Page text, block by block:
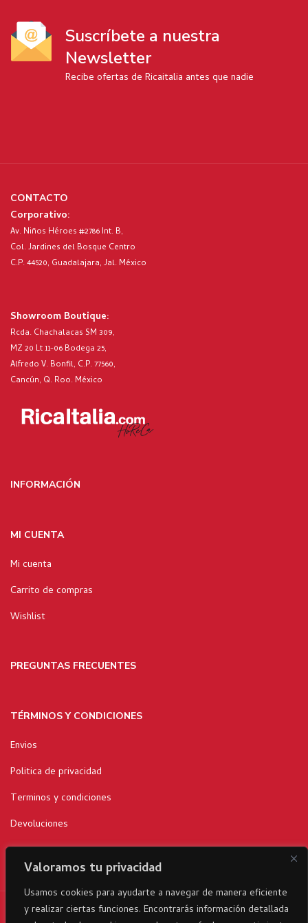
Valoramos tu privacidad
Usamos cookies para ayudarte a navegar de manera eficiente
y realizar ciertas funciones. Encontrarás información detallada
Suscríbete a nuestra
Newsletter
Recibe ofertas de Ricaitalia antes que nadie
CONTACTO
Corporativo:
Av. Niños Héroes #2786 Int. B,
Col. Jardines del Bosque Centro
C.P. 44520, Guadalajara, Jal. México
Showroom Boutique:
Rcda. Chachalacas SM 309,
MZ 20 Lt 11-06 Bodega 25,
Alfredo V. Bonfil, C.P. 77560,
Cancún, Q. Roo. México
INFORMACIÓN
MI CUENTA
Mi cuenta
Carrito de compras
Wishlist
PREGUNTAS FRECUENTES
TÉRMINOS Y CONDICIONES
Envios
Politica de privacidad
Terminos y condiciones
Devoluciones
RicaItalia es una marca registrada© 2024 parte del Grupo